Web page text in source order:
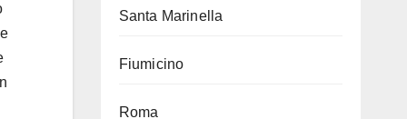
Santa Marinella
Fiumicino
Roma